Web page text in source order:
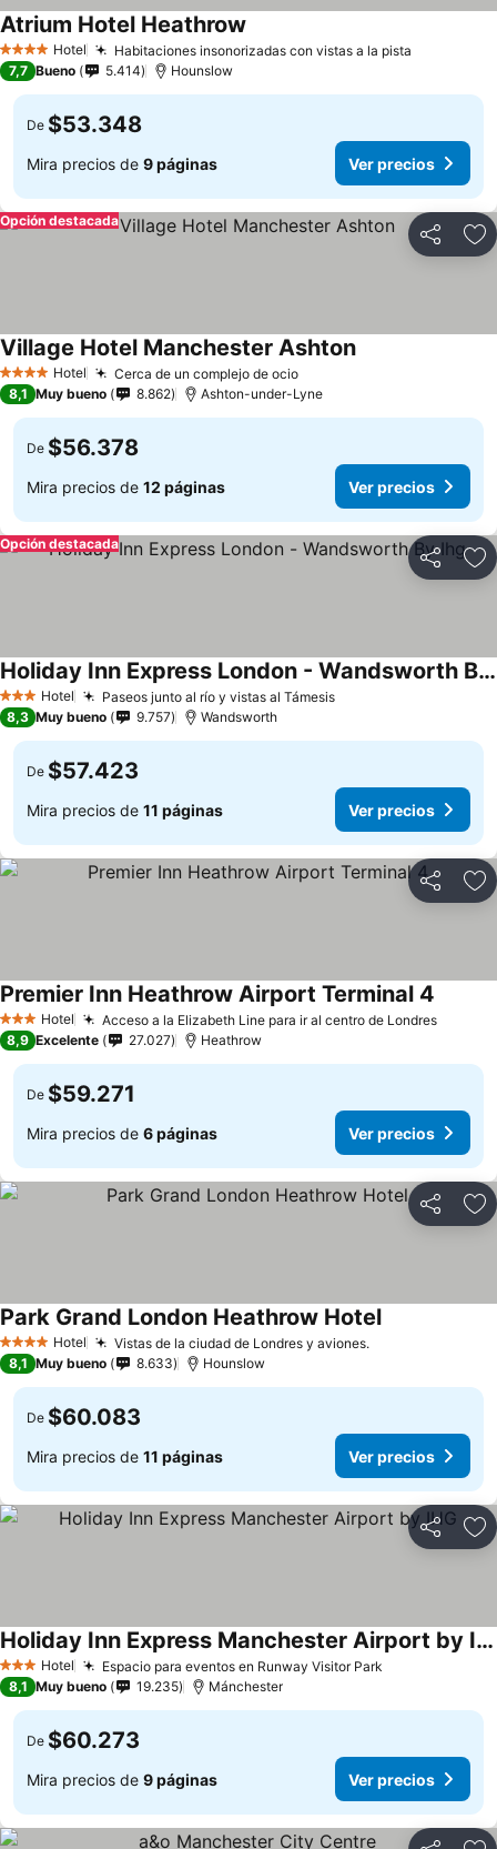
4 EstrellasHotel Habitaciones insonorizadas con vistas a la pista
Atrium Hotel Heathrow
7,7 Bueno 5.414 Hounslow
De $53.348
Mira precios de 9 páginas Ver precios
Compartir
Opción destacada
4 EstrellasHotel Cerca de un complejo de ocio
Village Hotel Manchester Ashton
8,1 Muy bueno 8.862 Ashton-under-Lyne
De $56.378
Mira precios de 12 páginas Ver precios
Compartir
Opción destacada
3 Estrellas
Hotel Paseos junto al río y vistas al Támesis
Holiday Inn Express London - Wandsworth By Ihg
8,3 Muy bueno 9.757 Wandsworth
De $57.423
Mira precios de 11 páginas Ver precios
Compartir
3 Estrellas
Hotel Acceso a la Elizabeth Line para ir al centro de Londres
Premier Inn Heathrow Airport Terminal 4
8,9 Excelente 27.027 Heathrow
De $59.271
Mira precios de 6 páginas Ver precios
Compartir
4 EstrellasHotel Vistas de la ciudad de Londres y aviones.
Park Grand London Heathrow Hotel
8,1 Muy bueno 8.633 Hounslow
De $60.083
Mira precios de 11 páginas Ver precios
Compartir
3 Estrellas
Hotel Espacio para eventos en Runway Visitor Park
Holiday Inn Express Manchester Airport by IHG
8,1 Muy bueno 19.235 Mánchester
De $60.273
Mira precios de 9 páginas Ver precios